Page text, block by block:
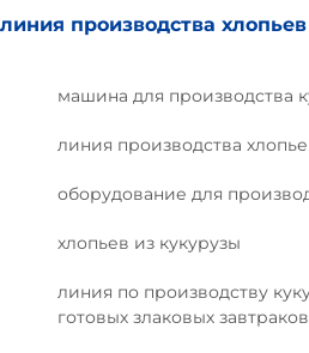
линия производства
машина для производства
линия производства
оборудование для
хлопьев из кукурузы
линия по производству
готовых злаковых завтраков